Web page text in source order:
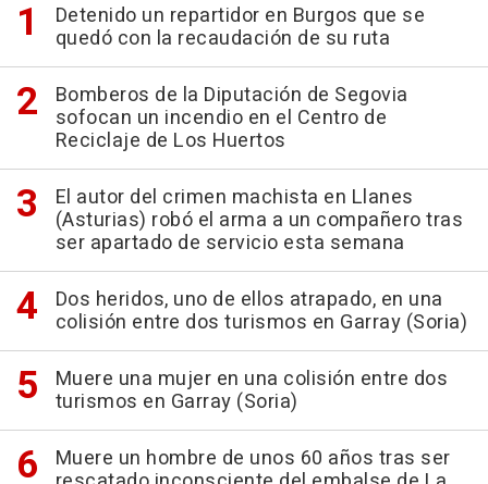
Detenido un repartidor en Burgos que se
quedó con la recaudación de su ruta
Bomberos de la Diputación de Segovia
sofocan un incendio en el Centro de
Reciclaje de Los Huertos
El autor del crimen machista en Llanes
(Asturias) robó el arma a un compañero tras
ser apartado de servicio esta semana
Dos heridos, uno de ellos atrapado, en una
colisión entre dos turismos en Garray (Soria)
Muere una mujer en una colisión entre dos
turismos en Garray (Soria)
Muere un hombre de unos 60 años tras ser